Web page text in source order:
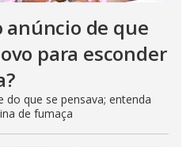
anúncio de que
para esconder
do que se pensava; entenda
de fumaça